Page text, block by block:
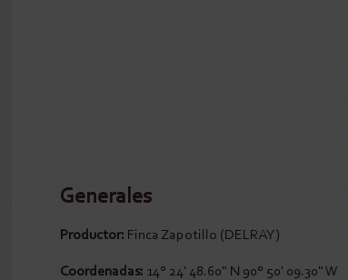
Generales
Productor: Finca Zapotillo (DELRAY)
Coordenadas: 14° 24' 48.60" N 90° 50' 09.30" W